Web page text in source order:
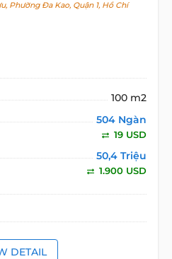
Phường Đa Kao, Quận 1, Hồ Chí
100 m2
504 Ngàn
19 USD
50,4 Triệu
1.900 USD
DETAIL